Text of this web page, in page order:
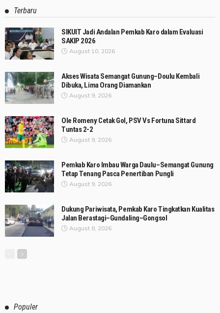
Terbaru
SIKUIT Jadi Andalan Pemkab Karo dalam Evaluasi
SAKIP 2026
August 10, 2026
Akses Wisata Semangat Gunung–Doulu Kembali
Dibuka, Lima Orang Diamankan
August 9, 2026
Ole Romeny Cetak Gol, PSV Vs Fortuna Sittard
Tuntas 2-2
August 9, 2026
Pemkab Karo Imbau Warga Daulu–Semangat Gunung
Tetap Tenang Pasca Penertiban Pungli
August 9, 2026
Dukung Pariwisata, Pemkab Karo Tingkatkan Kualitas
Jalan Berastagi–Gundaling–Gongsol
August 8, 2026
Populer